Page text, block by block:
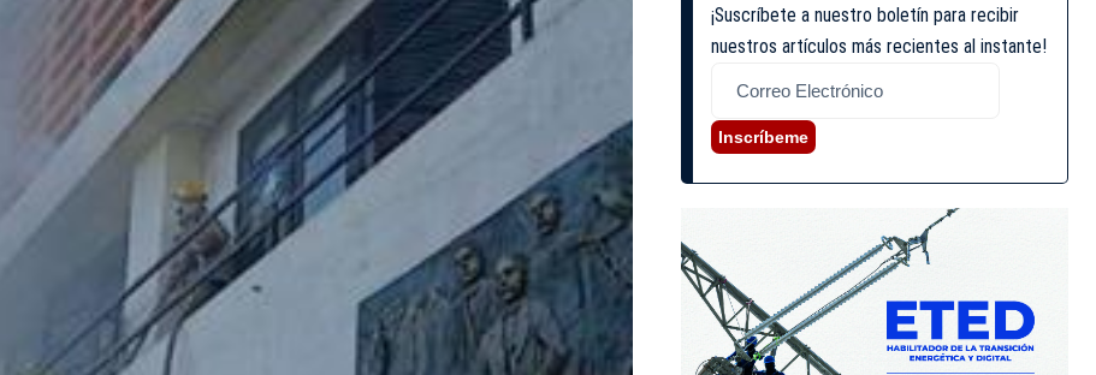
¡Suscríbete a nuestro boletín para recibir
nuestros artículos más recientes al instante!
Inscríbeme